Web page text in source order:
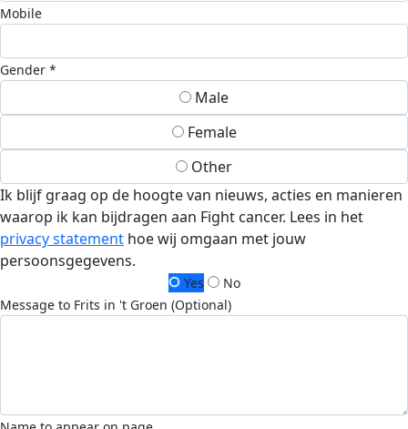
Mobile
Gender *
Male
Female
Other
Ik blijf graag op de hoogte van nieuws, acties en manieren
waarop ik kan bijdragen aan Fight cancer. Lees in het
privacy statement hoe wij omgaan met jouw
persoonsgegevens.
Yes
No
Message to Frits in 't Groen (Optional)